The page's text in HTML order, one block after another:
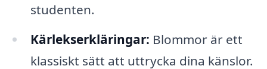
studenten.
Kärlekserkläringar: Blommor är ett
klassiskt sätt att uttrycka dina känslor.